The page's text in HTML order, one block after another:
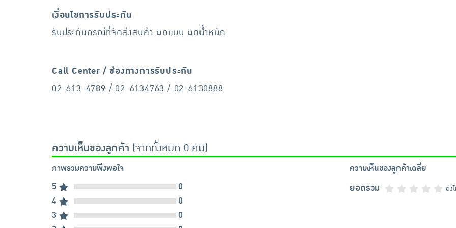
เงื่อนไขการรับประกัน
รับประกันกรณีที่จัดส่งสินค้า ผิดแบบ ผิดน้ำหนัก
Call Center / ช่องทางการรับประกัน
02-613-4789 / 02-6134763 / 02-6130888
ความเห็นของลูกค้า (จากทั้งหมด 0 คน)
ภาพรวมความพึงพอใจ
5
0
4
0
3
0
ความเห็นของลูกค้าเฉลี่ย
ยอดรวม ยัง